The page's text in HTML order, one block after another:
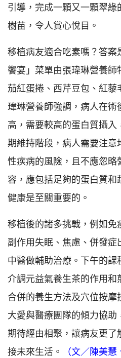
引導，完成一顆又一顆翠
樹苗，令人賞心悅目。
移植病友適合吃素嗎？答
饗宴」菜單由張瑋琳營養
茄紅蛋捲、西芹豆包、紅
瑋琳營養師強調，病人在
高，需要較高的蛋白質攝
期維持階段，病人需要注
性疾病的風險，且不應忽
容，應包括足夠的蛋白質
健康是至關重要的。
移植後的諸多挑戰，例如
副作用失眠、焦慮、併發
中醫做輔助治療。下午的
介調元益氣養生茶的作用
合併的養生方法及穴位按
大愛與醫療團隊的傾力協助
期待經由相聚，讓病友更
接未來生活。
（文／陳美